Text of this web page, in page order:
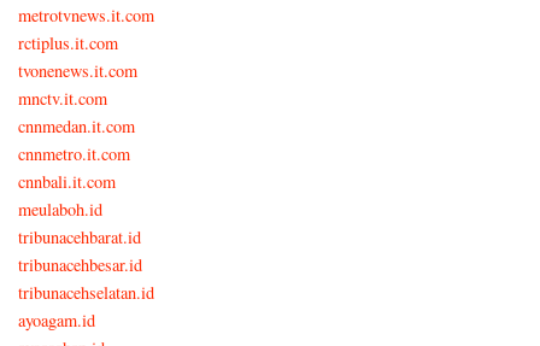
metrotvnews.it.com
rctiplus.it.com
tvonenews.it.com
mnctv.it.com
cnnmedan.it.com
cnnmetro.it.com
cnnbali.it.com
meulaboh.id
tribunacehbarat.id
tribunacehbesar.id
tribunacehselatan.id
ayoagam.id